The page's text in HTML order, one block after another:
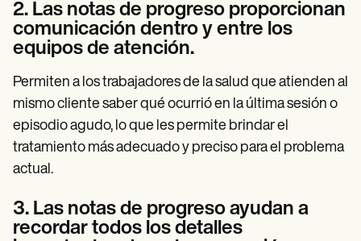
2. Las notas de progreso proporcionan
comunicación dentro y entre los
equipos de atención.
Permiten a los trabajadores de la salud que atienden al
mismo cliente saber qué ocurrió en la última sesión o
episodio agudo, lo que les permite brindar el
tratamiento más adecuado y preciso para el problema
actual.
3. Las notas de progreso ayudan a
recordar todos los detalles